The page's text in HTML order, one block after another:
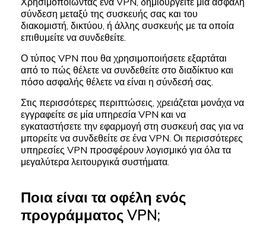
σύνδεση μεταξύ της συσκευής σας και του
διακομιστή, δικτύου, ή άλλης συσκευής με τα οποία
επιθυμείτε να συνδεθείτε.
Ο τύπος VPN που θα χρησιμοποιήσετε εξαρτάται
από το πώς θέλετε να συνδεθείτε στο διαδίκτυο και
πόσο ασφαλής θέλετε να είναι η σύνδεσή σας.
Στις περισσότερες περιπτώσεις, χρειάζεται μονάχα να
εγγραφείτε σε μία υπηρεσία VPN και να
εγκαταστήσετε την εφαρμογή στη συσκευή σας για να
μπορείτε να συνδεθείτε σε ένα VPN. Οι περισσότερες
υπηρεσίες VPN προσφέρουν λογισμικό για όλα τα
μεγαλύτερα λειτουργικά συστήματα.
Ποια είναι τα οφέλη ενός
προγράμματος VPN;